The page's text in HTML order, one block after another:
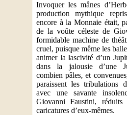
Invoquer les mânes
production mythique
encore à la Monnaie était,
de la voûte céleste de
formidable machine de
cruel, puisque même les
animer la lascivité d’un
dans la jalousie d’une
combien pâles, et
paraissent les tribulations
avec une savante
Giovanni Faustini, réduits
caricatures d’eux-mêmes.